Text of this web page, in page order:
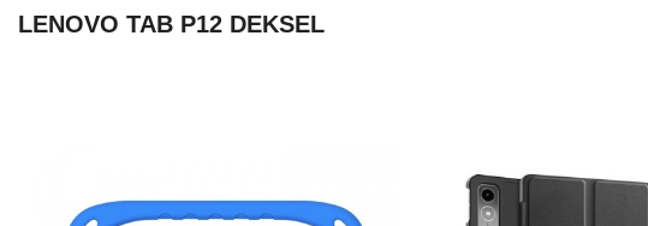
LENOVO TAB P12 DEKSEL